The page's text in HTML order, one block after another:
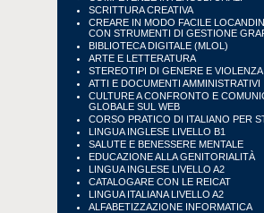
SCRITTURA CREATIVA
CREARE IN MODO FACILE
CON STRUMENTI DI GESTIONE
BIBLIOTECA DIGITALE (MLOL)
ARTE E LETTERATURA
STEREOTIPI DI GENERE E
ATTI E DOCUMENTI AMMINISTRATIVI
CULTURE A CONFRONTO E
GLOBALE SUL WEB
CORSO PRATICO DI ITALIANO PER
LINGUA INGLESE LIVELLO B1
SALUTE E BENESSERE MENTALE
EDUCAZIONE ALLA GENITORIALITÀ
LINGUA INGLESE LIVELLO A2
CATALOGARE CON LE REICAT
LINGUA ITALIANA LIVELLO A2
ALFABETIZZAZIONE INFORMATICA